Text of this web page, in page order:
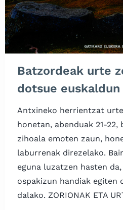
Batzordeak urte
dotsue
Antxineko herrientzat
honetan, abenduak 21-
zihoala emoten zaun,
laburrenak direzelako.
eguna luzatzen hasten
ospakizun handiak egiten
dalako. ZORIONAK ETA